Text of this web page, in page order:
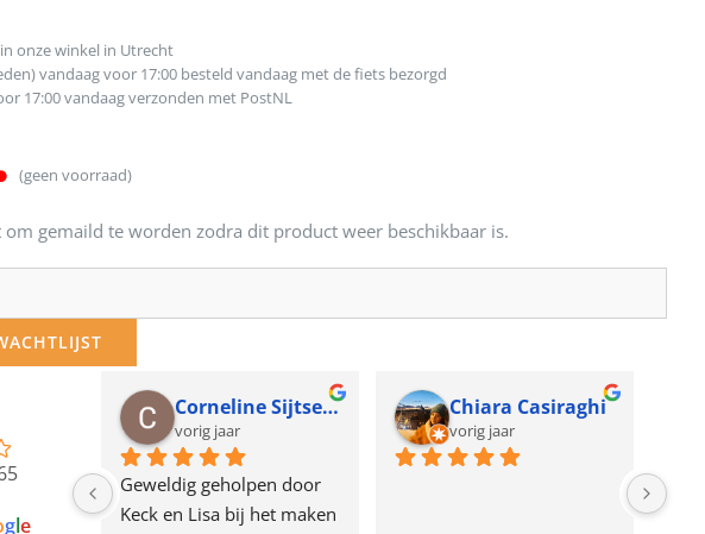
onze winkel in Utrecht
vandaag voor 17:00 besteld vandaag met de fiets bezorgd
17:00 vandaag verzonden met PostNL
(geen voorraad)
gemaild te worden zodra dit product weer beschikbaar is.
gle
Corneline Sijtsema
vorig jaar
Geweldig geholpen door
Keck en Lisa bij het maken
Chiara Casiraghi
vorig jaar